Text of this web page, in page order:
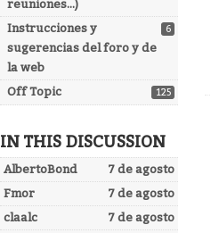
reuniones...)
6
Instrucciones y
sugerencias del foro y de
la web
125
Off Topic
IN THIS DISCUSSION
7 de agosto
AlbertoBond
7 de agosto
Fmor
7 de agosto
claalc